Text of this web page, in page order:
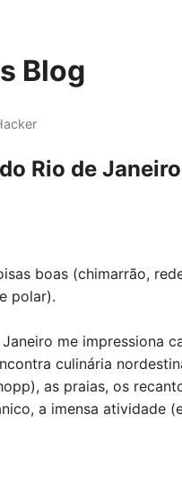
Blog
Rio de Janeiro
boas (chimarrão,
polar).
me impressiona
culinária
as praias, os
a imensa atividade